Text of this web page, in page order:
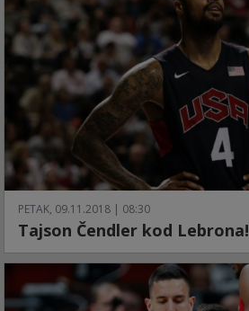
PETAK, 09.11.2018 | 08:30
Tajson Čendler kod Lebrona!